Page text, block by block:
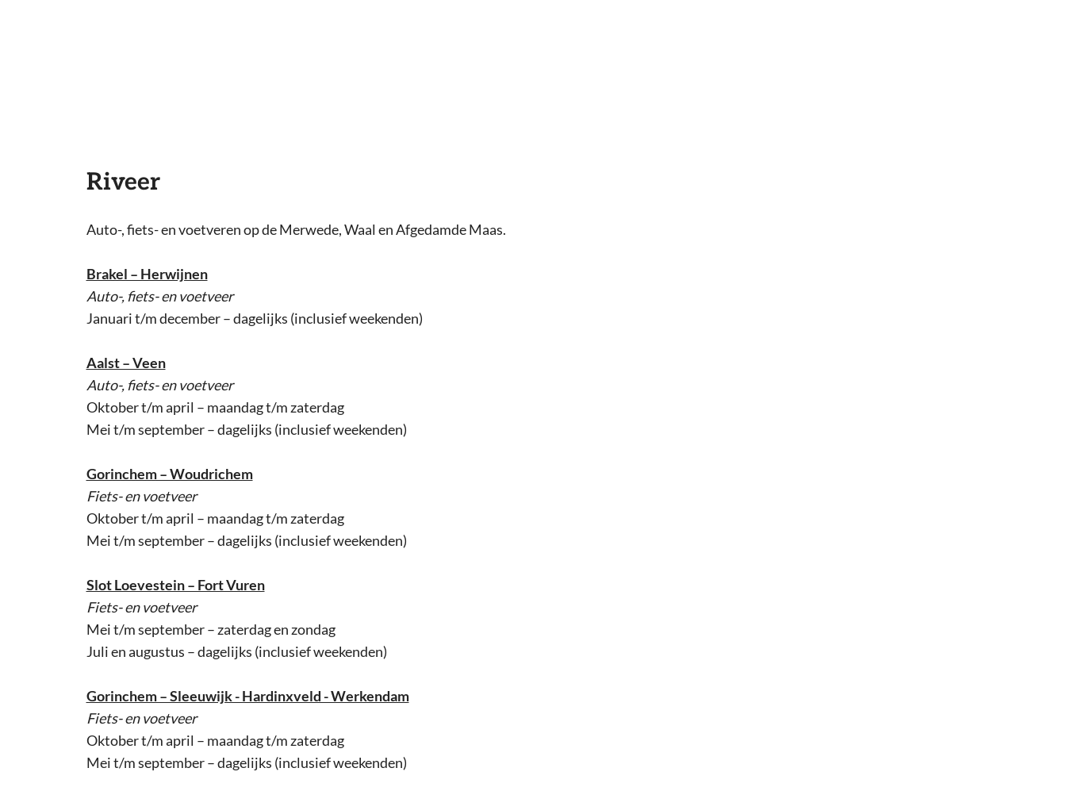
Riveer
Auto-, fiets- en voetveren op de Merwede, Waal en Afgedamde Maas.
Brakel – Herwijnen
Auto-, fiets- en voetveer
Januari t/m december – dagelijks (inclusief weekenden)
Aalst – Veen
Auto-, fiets- en voetveer
Oktober t/m april – maandag t/m zaterdag
Mei t/m september – dagelijks (inclusief weekenden)
Gorinchem – Woudrichem
Fiets- en voetveer
Oktober t/m april – maandag t/m zaterdag
Mei t/m september – dagelijks (inclusief weekenden)
Slot Loevestein – Fort Vuren
Fiets- en voetveer
Mei t/m september – zaterdag en zondag
Juli en augustus – dagelijks (inclusief weekenden)
Gorinchem – Sleeuwijk - Hardinxveld - Werkendam
Fiets- en voetveer
Oktober t/m april – maandag t/m zaterdag
Mei t/m september – dagelijks (inclusief weekenden)